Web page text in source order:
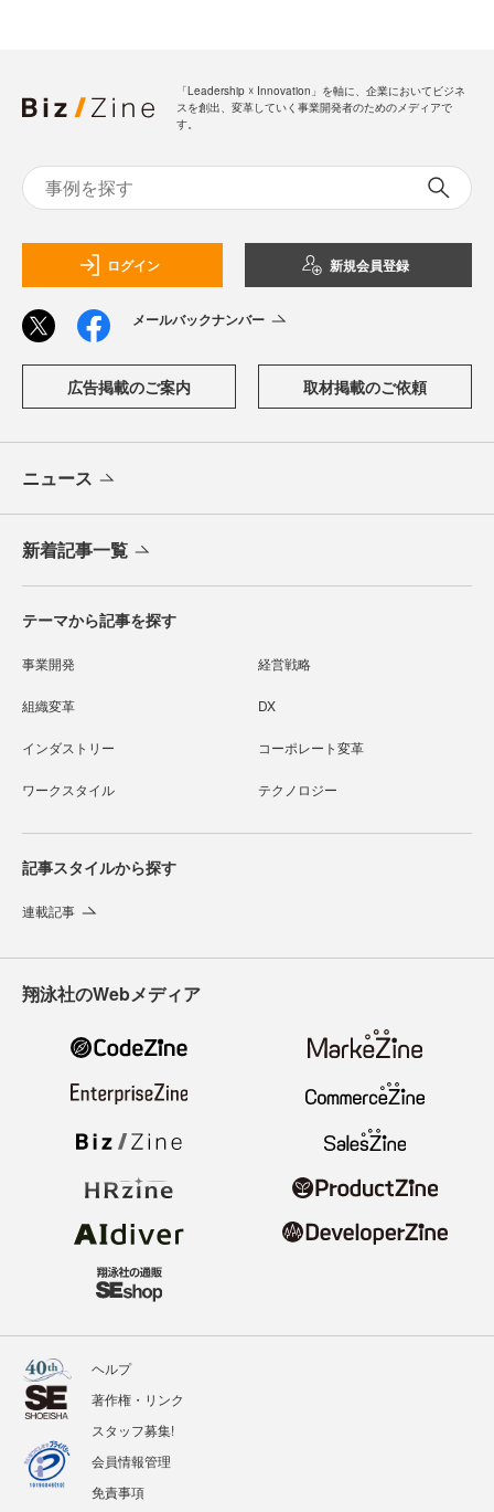
「Leadership ☓ Innovation」を軸に、企業においてビジネ
スを創出、変革していく事業開発者のためのメディアで
す。
ログイン 新規会員登録
メールバックナンバー
広告掲載のご案内 取材掲載のご依頼
ニュース
新着記事一覧
テーマから記事を探す
事業開発 経営戦略
組織変革 DX
インダストリー コーポレート変革
ワークスタイル テクノロジー
記事スタイルから探す
連載記事
翔泳社のWebメディア
ヘルプ
著作権・リンク
スタッフ募集!
会員情報管理
免責事項